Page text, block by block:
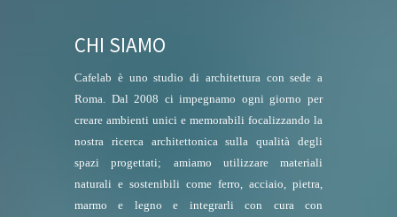
CHI SIAMO
Cafelab è uno studio di architettura con sede a
Roma. Dal 2008 ci impegnamo ogni giorno per
creare ambienti unici e memorabili focalizzando la
nostra ricerca architettonica sulla qualità degli
spazi progettati; amiamo utilizzare materiali
naturali e sostenibili come ferro, acciaio, pietra,
marmo e legno e integrarli con cura con